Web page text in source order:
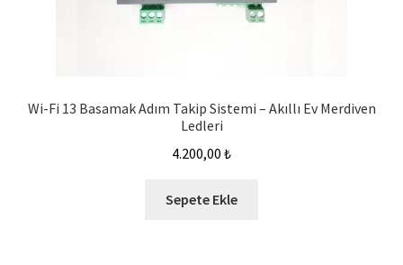
Wi-Fi 13 Basamak Adım Takip Sistemi – Akıllı Ev Merdiven
Ledleri
4.200,00 ₺
Sepete Ekle